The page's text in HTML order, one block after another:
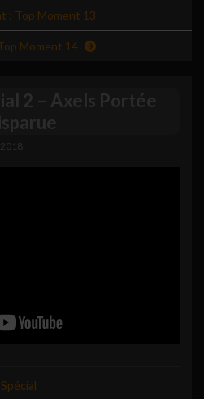
: Top Moment 13
Moment 14
2 – Axels Portée